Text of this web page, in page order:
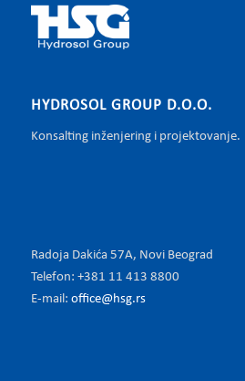
HYDROSOL GROUP D.O.O.
Konsalting inženjering i projektovanje.
Radoja Dakića 57A, Novi Beograd
Telefon: +381 11 413 8800
E-mail: office@hsg.rs